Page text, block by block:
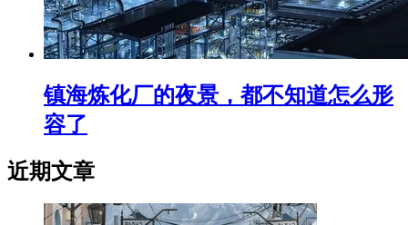
镇海炼化厂的夜景，都不知道怎么形
容了
近期文章